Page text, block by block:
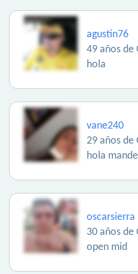
agustin76
49 años de
hola
vane240
29 años de
hola
oscarsierra
30 años de
open mid